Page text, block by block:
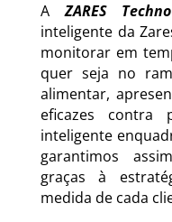
AZARES
inteligente da
monitorar em
quer seja no
alimentar,
eficazes contra
inteligente
garantimos
graças à
medida de cada